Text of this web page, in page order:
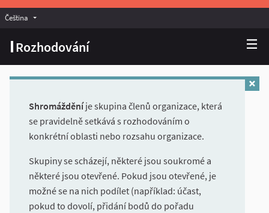
Rozhodování
Čeština Vyberte jazyk
Shromážděníje skupina členů organizace, která
se pravidelně setkává s rozhodováním o
konkrétní oblasti nebo rozsahu organizace.
Skupiny se scházejí, některé jsou soukromé a
některé jsou otevřené. Pokud jsou otevřené, je
možné se na nich podílet (například: účast,
pokud to dovolí, přidání bodů do pořadu